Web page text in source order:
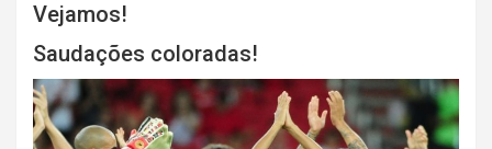
Vejamos!
Saudações coloradas!